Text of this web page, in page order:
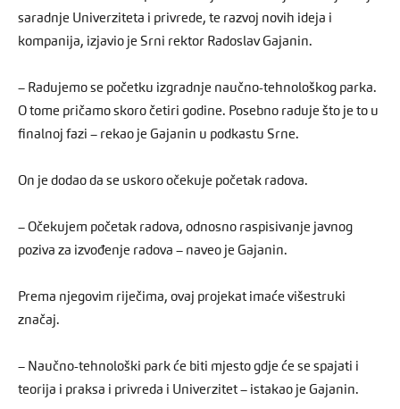
saradnje Univerziteta i privrede, te razvoj novih ideja i
kompanija, izjavio je Srni rektor Radoslav Gajanin.
– Radujemo se početku izgradnje naučno-tehnološkog parka.
O tome pričamo skoro četiri godine. Posebno raduje što je to u
finalnoj fazi – rekao je Gajanin u podkastu Srne.
On je dodao da se uskoro očekuje početak radova.
– Očekujem početak radova, odnosno raspisivanje javnog
poziva za izvođenje radova – naveo je Gajanin.
Prema njegovim riječima, ovaj projekat imaće višestruki
značaj.
– Naučno-tehnološki park će biti mjesto gdje će se spajati i
teorija i praksa i privreda i Univerzitet – istakao je Gajanin.